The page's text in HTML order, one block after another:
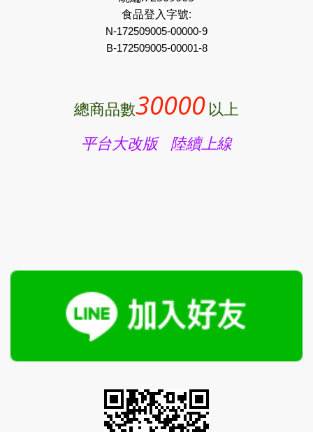
食品登入字號:
N-172509005-00000-9
B-172509005-00001-8
總商品數30000 以上
平台大改版 陸續上線